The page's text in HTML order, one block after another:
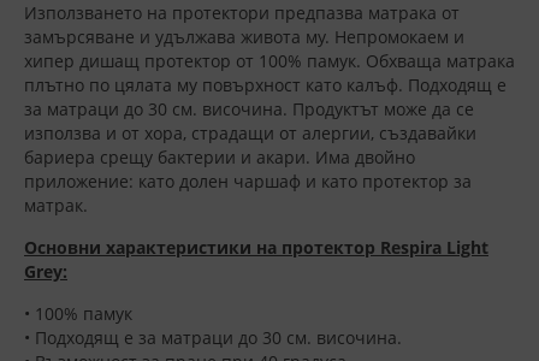
Използването на протектори предпазва матрака от
замърсяване и удължава живота му. Непромокаем и
хипер дишащ протектор от 100% памук. Обхваща матрака
плътно по цялата му повърхност като калъф. Подходящ е
за матраци до 30 см. височина. Продуктът може да се
използва и от хора, страдащи от алергии, създавайки
бариера срещу бактерии и акари. Има двойно
приложение: като долен чаршаф и като протектор за
матрак.
Основни характеристики на протектор Respira Light
Grey:
• 100% памук
• Подходящ е за матраци до 30 см. височина.